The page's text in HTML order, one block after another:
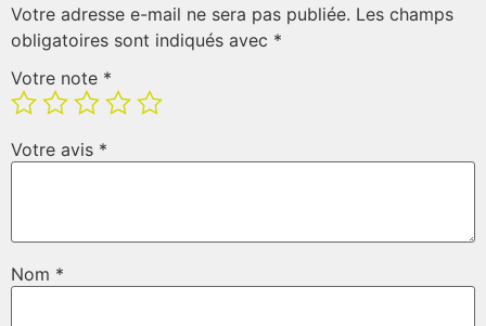
Votre adresse e-mail ne sera pas publiée. Les champs
obligatoires sont indiqués avec *
Votre note *
Votre avis *
Nom *